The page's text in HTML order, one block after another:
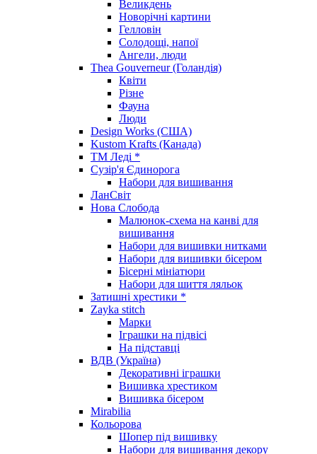
Великдень
Новорічні картини
Гелловін
Солодощі, напої
Ангели, люди
Thea Gouverneur (Голандія)
Квіти
Різне
Фауна
Люди
Design Works (США)
Kustom Krafts (Канада)
ТМ Леді *
Сузір'я Єдинорога
Набори для вишивання
ЛанСвіт
Нова Слобода
Малюнок-схема на канві для
вишивання
Набори для вишивки нитками
Набори для вишивки бісером
Бісерні мініатюри
Набори для шиття ляльок
Затишні хрестики *
Zayka stitch
Марки
Іграшки на підвісі
На підставці
ВДВ (Україна)
Декоративні іграшки
Вишивка хрестиком
Вишивка бісером
Mirabilia
Кольорова
Шопер під вишивку
Набори для вишивання декору